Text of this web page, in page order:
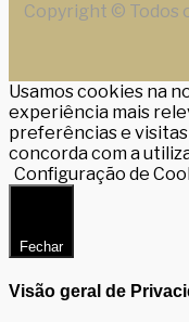
Copyright © Todos
Usamos cookies na
experiência mais
preferências e visitas
concorda com a
Configuração de
Fechar
Visão geral de